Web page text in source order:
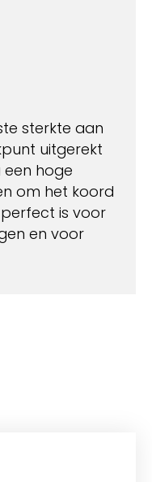
sterkte aan
uitgerekt
hoge
om het koord
is voor
en voor